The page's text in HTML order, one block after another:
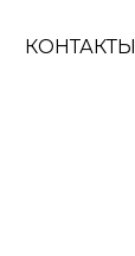
КОНТАКТЫ